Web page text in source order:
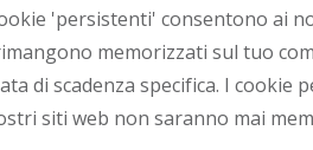
'persistenti' consentono ai
memorizzati sul tuo
di scadenza specifica. I cookie
siti web non saranno mai